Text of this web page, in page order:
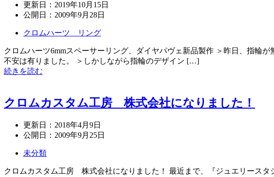
更新日： 2019年10月15日
公開日： 2009年9月28日
クロムハーツ リング
クロムハーツ6mmスペーサーリング、ダイヤパヴェ新品製作 ＞昨日、指輪
不安は有りました。 ＞しかしながら指輪のデザイン […]
続きを読む
クロムカスタム工房 株式会社になりました！
更新日： 2018年4月9日
公開日： 2009年9月25日
未分類
クロムカスタム工房 株式会社になりました！ 最近まで、『ジュエリース